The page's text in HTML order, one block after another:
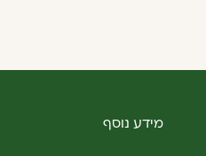
מידע נוסף